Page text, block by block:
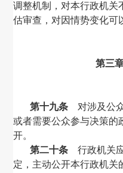
调整机制，对本行政机关
估审查，对因情势变化可
第三
第十九条 对涉及公
或者需要公众参与决策的
开。
第二十条 行政机关
定，主动公开本行政机关